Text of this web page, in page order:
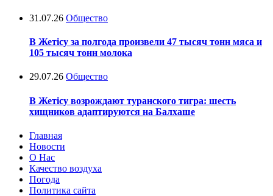
31.07.26 Общество
В Жетісу за полгода произвели 47 тысяч тонн мяса и
105 тысяч тонн молока
29.07.26 Общество
В Жетісу возрождают туранского тигра: шесть
хищников адаптируются на Балхаше
Главная
Новости
О Нас
Качество воздуха
Погода
Политика сайта